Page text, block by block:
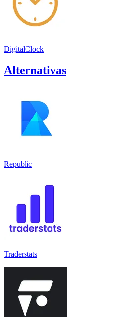
DigitalClock
Alternativas
Republic
Traderstats